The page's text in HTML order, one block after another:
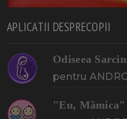
APLICATII DESPRECOPII
Odiseea
pentru
"Eu, Mămica"